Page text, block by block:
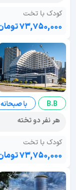
کودک با تخت
۷۳,۷۵۰,۰۰۰ تومان
B.B
با صبحانه
هر نفر دو تخته
کودک با تخت
۷۳,۷۵۰,۰۰۰ تومان